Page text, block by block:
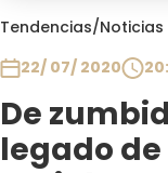
Tendencias/Noticias
22/ 07/ 2020
De
legado de
Club De La
Plan Perfecto
El Tiempo
Sabingo